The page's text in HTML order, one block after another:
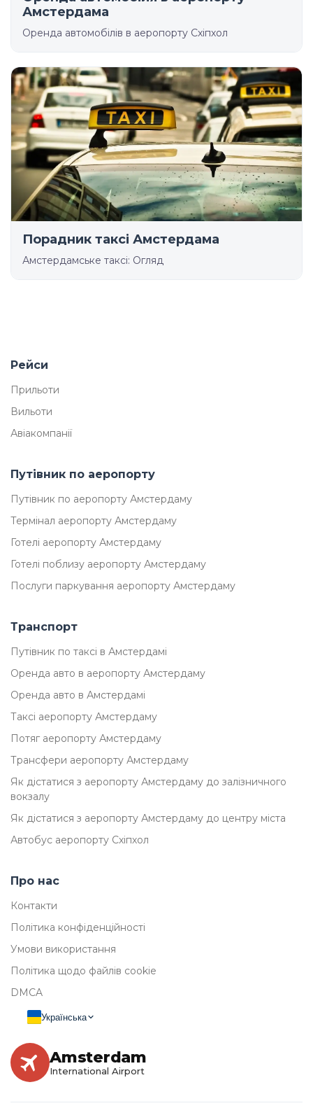
Амстердама
Оренда автомобілів в аеропорту Схіпхол
Порадник таксі Амстердама
Амстердамське таксі: Огляд
Рейси
Прильоти
Вильоти
Авіакомпанії
Путівник по аеропорту
Путівник по аеропорту Амстердаму
Термінал аеропорту Амстердаму
Готелі аеропорту Амстердаму
Готелі поблизу аеропорту Амстердаму
Послуги паркування аеропорту Амстердаму
Транспорт
Путівник по таксі в Амстердамі
Оренда авто в аеропорту Амстердаму
Оренда авто в Амстердамі
Таксі аеропорту Амстердаму
Потяг аеропорту Амстердаму
Трансфери аеропорту Амстердаму
Як дістатися з аеропорту Амстердаму до залізничного
вокзалу
Як дістатися з аеропорту Амстердаму до центру міста
Автобус аеропорту Схіпхол
Про нас
Контакти
Політика конфіденційності
Умови використання
Політика щодо файлів cookie
DMCA
Українська
Amsterdam
International Airport